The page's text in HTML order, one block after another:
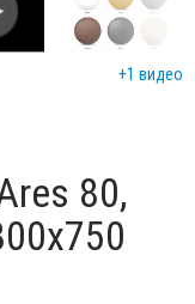
+1 видео
80,